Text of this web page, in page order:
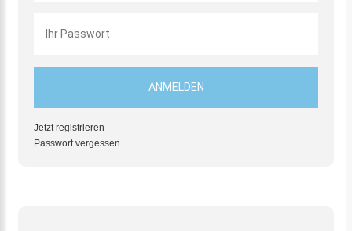
Jetzt registrieren
Passwort vergessen